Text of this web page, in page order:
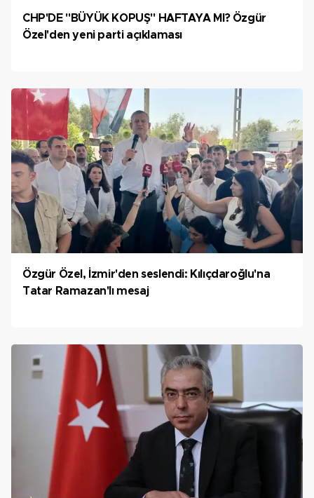
CHP'DE "BÜYÜK KOPUŞ" HAFTAYA MI? Özgür
Özel'den yeni parti açıklaması
Özgür Özel, İzmir'den seslendi: Kılıçdaroğlu'na
Tatar Ramazan'lı mesaj